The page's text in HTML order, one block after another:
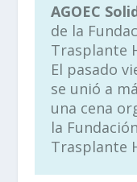
AGOEC
de la
Trasplante
El pasado
se unió a
una cena
la
Trasplante